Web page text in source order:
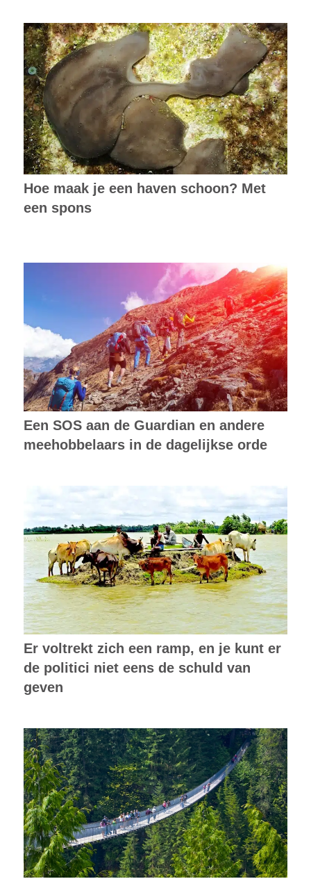
Hoe maak je een haven schoon? Met
een spons
Een SOS aan de Guardian en andere
meehobbelaars in de dagelijkse orde
Er voltrekt zich een ramp, en je kunt er
de politici niet eens de schuld van
geven